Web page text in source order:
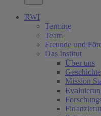
RWI
Termine
Team
Freunde und
Das Institut
Über uns
Geschichte
Mission